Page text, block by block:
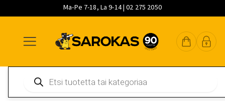
Ma-Pe 7-18, La 9-14 | 02 275 2050
navigointiin
sisältöön
pääsisältöön
search